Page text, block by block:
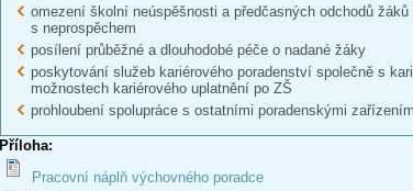
omezení školní neúspěšnosti a předčasných odchodů
s neprospěchem
posílení průběžné a dlouhodobé péče o nadané žáky
poskytování služeb kariérového poradenství společně s
možnostech kariérového uplatnění po ZŠ
prohloubení spolupráce s ostatními poradenskými
Příloha:
Pracovní náplň výchovného poradce